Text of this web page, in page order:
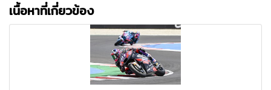
เนื้อหาที่เกี่ยวข้อง